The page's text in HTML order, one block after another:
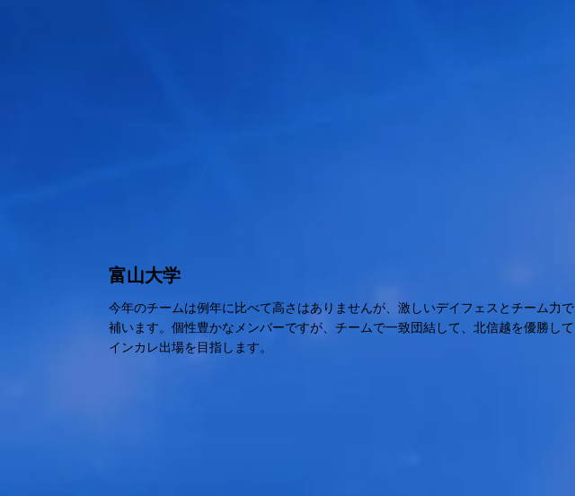
富山大学
今年のチームは例年に比べて高さはありませんが、激しいデイフェスとチーム力で
補います。個性豊かなメンバーですが、チームで一致団結して、北信越を優勝して
インカレ出場を目指します。